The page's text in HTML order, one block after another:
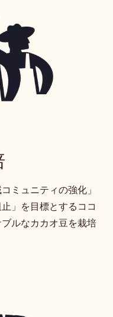
ミュニティの強化」
」を目標とするココ
ルなカカオ豆を栽培